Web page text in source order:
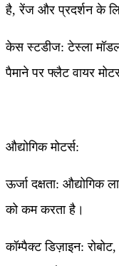
है, रेंज और प्रदर्शन के
केस स्टडीज: टेस्ला
पैमाने पर फ्लैट वायर
औद्योगिक मोटर्स:
ऊर्जा दक्षता:
को कम करता है।
कॉम्पैक्ट डिज़ाइन: